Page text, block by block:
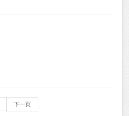
下一页